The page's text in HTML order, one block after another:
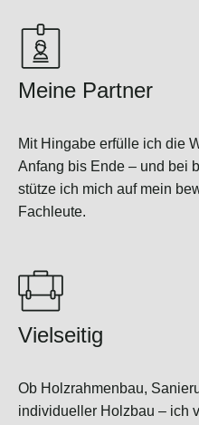
Meine Partner
Mit Hingabe erfülle ich die
Anfang bis Ende – und bei
stütze ich mich auf mein
Fachleute.
Vielseitig
Ob Holzrahmenbau,
individueller Holzbau – ich